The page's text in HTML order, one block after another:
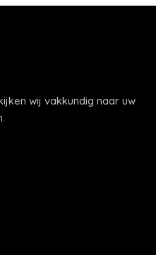
wij vakkundig naar uw